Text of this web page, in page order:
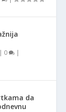
| 0 |
da